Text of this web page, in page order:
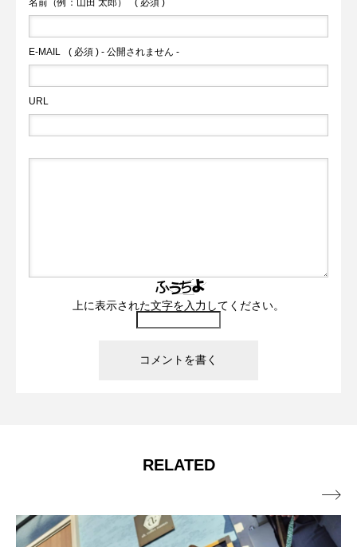
名前（例：山田 太郎） ( 必須 )
E-MAIL ( 必須 ) - 公開されません -
URL
上に表示された文字を入力してください。
RELATED
